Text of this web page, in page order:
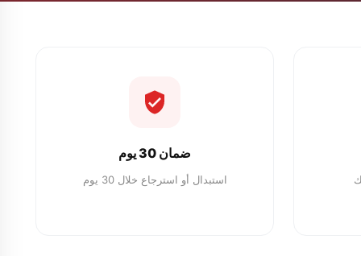
ضمان 30 يوم
استبدال أو استرجاع خلال 30 يوم